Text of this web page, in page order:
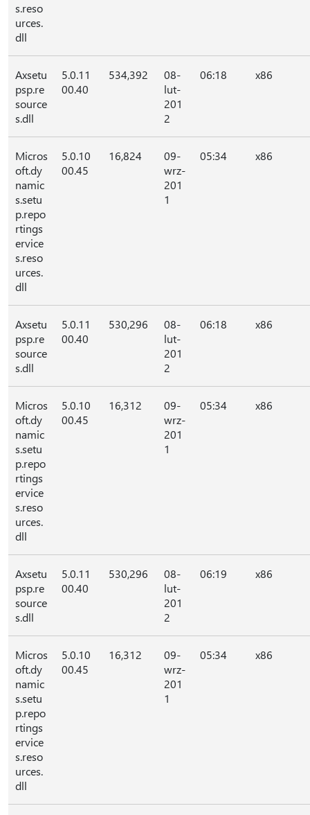
s.reso
urces.
dll
Axsetu
psp.re
source
s.dll
5.0.11
00.40
534,392
08-
lut-
201
2
06:18 x86
Micros
oft.dy
namic
s.setu
p.repo
rtings
ervice
s.reso
urces.
dll
5.0.10
00.45
16,824
09-
wrz-
201
1
05:34 x86
Axsetu
psp.re
source
s.dll
5.0.11
00.40
530,296
08-
lut-
201
2
06:18 x86
Micros
oft.dy
namic
s.setu
p.repo
rtings
ervice
s.reso
urces.
dll
5.0.10
00.45
16,312
09-
wrz-
201
1
05:34 x86
Axsetu
psp.re
source
s.dll
5.0.11
00.40
530,296
08-
lut-
201
2
06:19 x86
Micros
oft.dy
namic
s.setu
p.repo
rtings
ervice
s.reso
urces.
dll
5.0.10
00.45
16,312
09-
wrz-
201
1
05:34 x86